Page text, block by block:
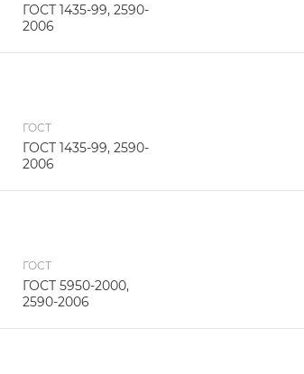
ГОСТ 1435-99, 2590-
2006
ГОСТ
ГОСТ 1435-99, 2590-
2006
ГОСТ
ГОСТ 5950-2000,
2590-2006